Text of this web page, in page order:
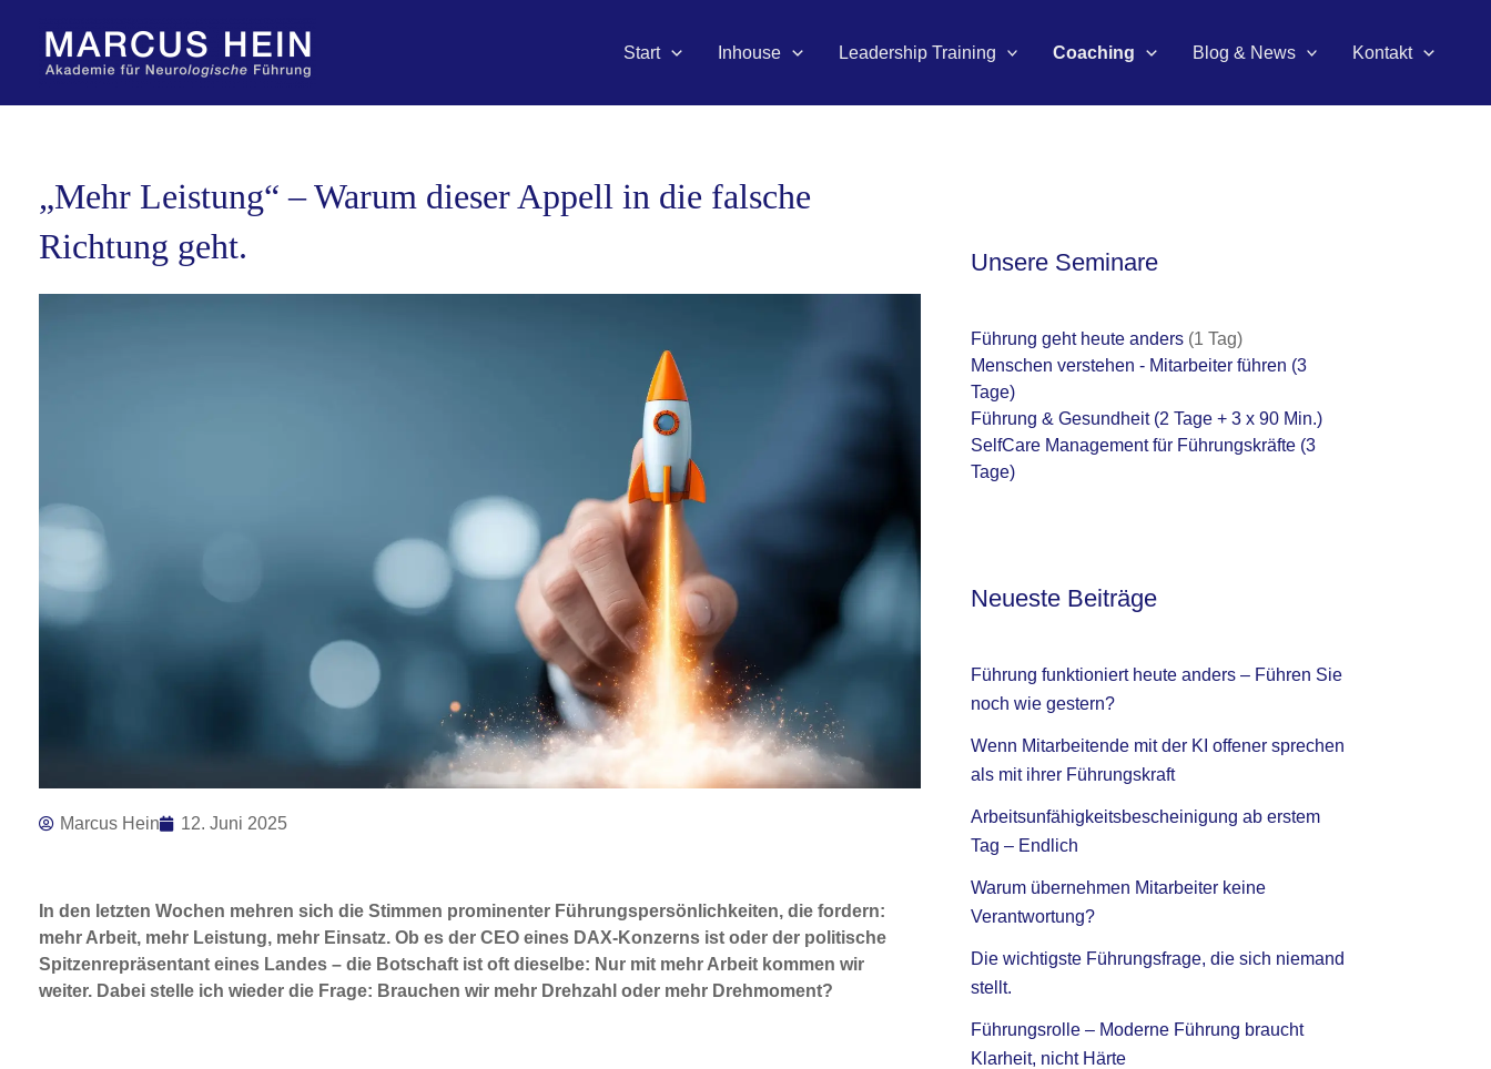
springen
Start Inhouse Leadership Training Coaching Blog & News Kontakt
„Mehr Leistung“ – Warum dieser Appell in die falsche
Richtung geht.
Marcus Hein 12. Juni 2025
In den letzten Wochen mehren sich die Stimmen prominenter Führungspersönlichkeiten, die fordern:
mehr Arbeit, mehr Leistung, mehr Einsatz. Ob es der CEO eines DAX-Konzerns ist oder der politische
Spitzenrepräsentant eines Landes – die Botschaft ist oft dieselbe: Nur mit mehr Arbeit kommen wir
weiter. Dabei stelle ich wieder die Frage: Brauchen wir mehr Drehzahl oder mehr Drehmoment?
Unsere Seminare
Führung geht heute anders (1 Tag)
Menschen verstehen - Mitarbeiter führen (3
Tage)
Führung & Gesundheit(2 Tage + 3 x 90 Min.)
SelfCare Management für Führungskräfte (3
Tage)
Neueste Beiträge
Führung funktioniert heute anders – Führen Sie
noch wie gestern?
Wenn Mitarbeitende mit der KI offener sprechen
als mit ihrer Führungskraft
Arbeitsunfähigkeitsbescheinigung ab erstem
Tag – Endlich
Warum übernehmen Mitarbeiter keine
Verantwortung?
Die wichtigste Führungsfrage, die sich niemand
stellt.
Führungsrolle – Moderne Führung braucht
Klarheit, nicht Härte